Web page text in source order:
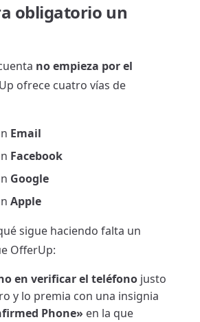
obligatorio un
no empieza por el
ofrece cuatro vías de
Email
Facebook
Google
Apple
sigue haciendo falta un
OfferUp:
en verificar el teléfono justo
y lo premia con una insignia
Phone» en la que